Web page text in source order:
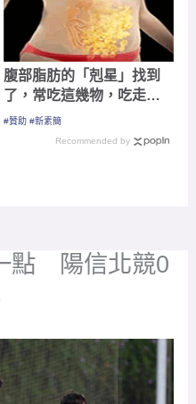
腹部脂肪的「剋星」找到
了，常吃這幾物，吃走大
肚囊，瘦出小蠻腰
#贊助 #新素簡
Recommended by
點 陽信北競0